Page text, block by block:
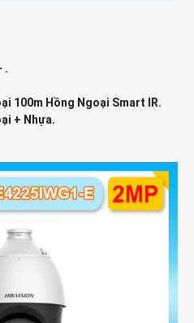
.
100m Hồng Ngoại Smart IR.
+ Nhựa.